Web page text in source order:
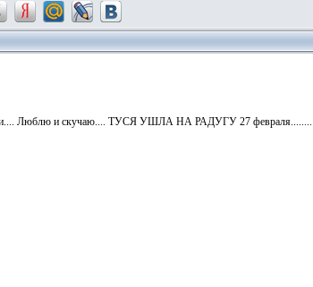
Люблю и скучаю.... ТУСЯ УШЛА НА РАДУГУ 27 февраля........